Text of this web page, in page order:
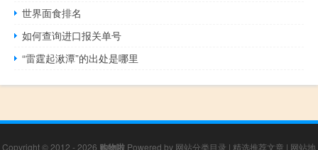
世界面食排名
如何查询进口报关单号
“雷霆起湫潭”的出处是哪里
Copyright © 2012 - 2026 购物啦 Powered by 网站分类目录 | 精选推荐文章 | 网站地